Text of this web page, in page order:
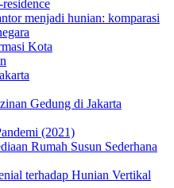
menjadi hunian: komparasi
Kota
Gedung di Jakarta
(2021)
Rumah Susun Sederhana
terhadap Hunian Vertikal